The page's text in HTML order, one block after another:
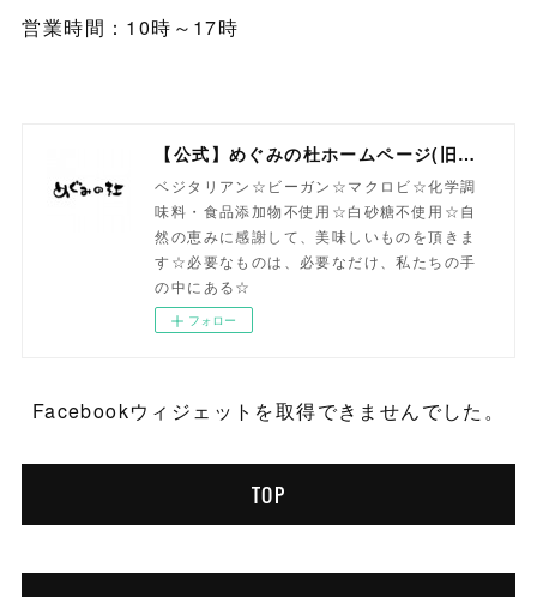
営業時間：10時～17時
【公式】めぐみの杜ホームページ(旧自然食工房）
ベジタリアン☆ビーガン☆マクロビ☆化学調
味料・食品添加物不使用☆白砂糖不使用☆自
然の恵みに感謝して、美味しいものを頂きま
す☆必要なものは、必要なだけ、私たちの手
の中にある☆
フォロー
Facebookウィジェットを取得できませんでした。
TOP